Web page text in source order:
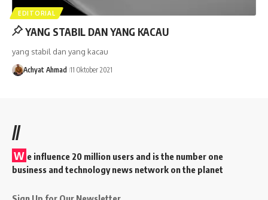
EDITORIAL
YANG STABIL DAN YANG KACAU
yang stabil dan yang kacau
Achyat Ahmad 11 Oktober 2021
//
W e influence 20 million users and is the number one
business and technology news network on the planet